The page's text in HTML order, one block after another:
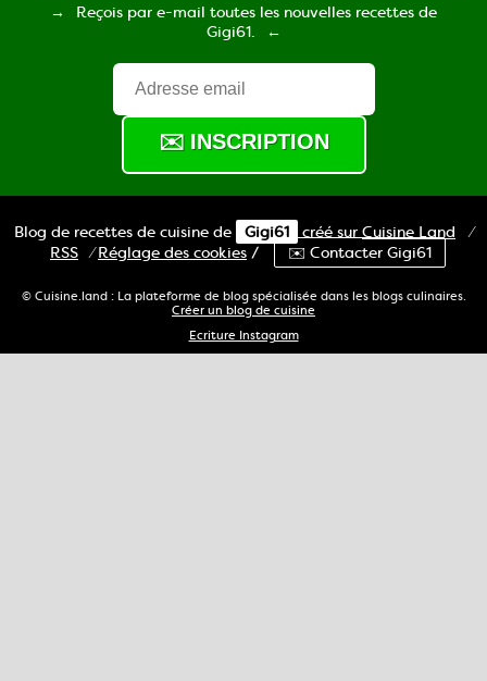
Reçois par e-mail toutes les nouvelles recettes de
Gigi61.
Blog de recettes de cuisine de Gigi61 créé sur Cuisine Land
⁄
RSS ⁄Réglage des cookies / ✉️ Contacter Gigi61
© Cuisine.land : La plateforme de blog spécialisée dans les blogs culinaires.
Créer un blog de cuisine
Ecriture Instagram